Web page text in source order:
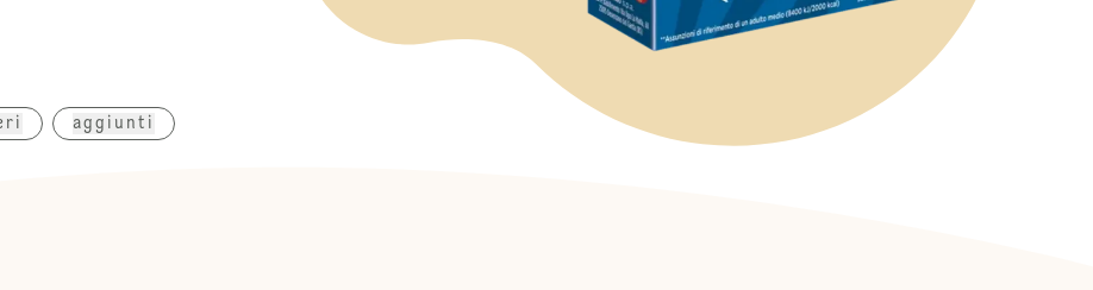
aggiunti